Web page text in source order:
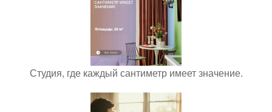
Студия, где каждый сантиметр имеет значение.